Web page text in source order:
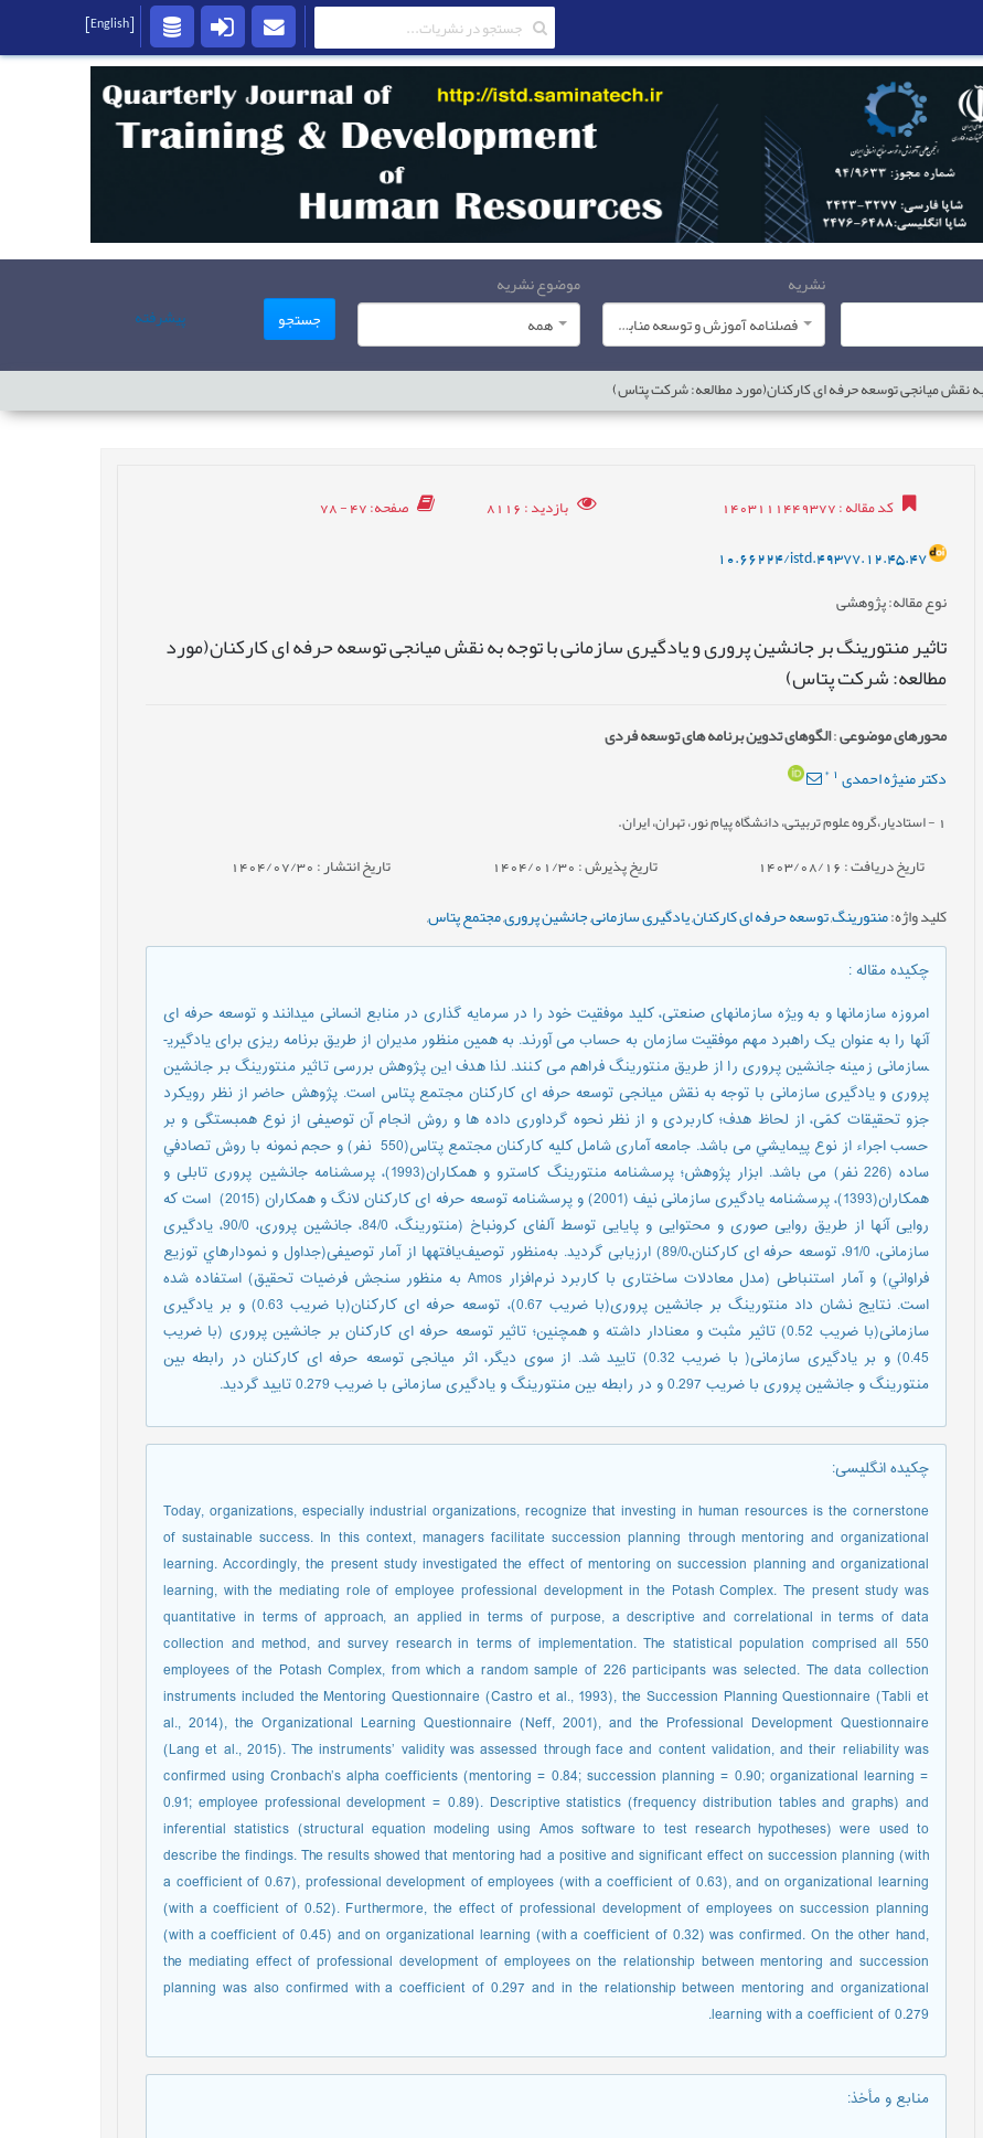
نشریه
فصلنامه آموزش و توسعه منابع انسانی
موضوع نشریه
همه
جستجو پیشرفته
به نقش میانجی توسعه حرفه ای کارکنان(مورد مطالعه: شرکت پتاس)
کد مقاله: 1403111449377 بازدید: 8116 صفحه: 47 - 78
10.66224/istd.49377.12.45.47
نوع مقاله: پژوهشی
تاثیر منتورینگ بر جانشین پروری و یادگیری سازمانی با توجه به نقش میانجی توسعه حرفه ای کارکنان(مورد
مطالعه: شرکت پتاس)
محورهای موضوعی:الگوهای تدوین برنامه های توسعه فردی
دكتر منیژه احمدی 1
*
1 - استادیار،گروه علوم تربیتی، دانشگاه پیام نور، تهران، ایران.
تاریخ دریافت : 1403/08/16 تاریخ پذیرش : 1404/01/30 تاریخ انتشار : 1404/07/30
کلید واژه:منتورینگ,توسعه حرفه ای کارکنان,یادگیری سازمانی,جانشین پروری,مجتمع پتاس,
چکیده مقاله:
امروزه سازمانها و به ویژه سازمانهای صنعتی، کلید موفقیت خود را در سرمایه گذاری در منابع انسانی میدانند و توسعه حرفه ای
آنها را به عنوان یک راهبرد مهم موفقیت سازمان به حساب می آورند. به همین منظور مدیران از طریق برنامه ریزی برای یادگیری­
سازمانی زمینه جانشین پروری را از طریق منتورینگ فراهم می کنند. لذا هدف این پژوهش بررسی تاثیر منتورینگ بر جانشین
پروری و یادگیری سازمانی با توجه به نقش میانجی توسعه حرفه ای کارکنان مجتمع پتاس است. پژوهش حاضر از نظر رویکرد
جزو تحقیقات کمّی، از لحاظ هدف؛ کاربردی و از نظر نحوه گرداوری داده ها و روش انجام آن توصیفی از نوع همبستگی و بر
حسب اجراء از نوع پيمایشي می باشد. جامعه آماری شامل کلیه کارکنان مجتمع پتاس(550 نفر) و حجم نمونه با روش تصادفي
ساده (226 نفر) می باشد. ابزار پژوهش؛ پرسشنامه منتورینگ کاسترو و همکاران(1993)، پرسشنامه جانشین پروری تابلی و
همکاران(1393)، پرسشنامه یادگیری سازمانی نیف (2001) و پرسشنامه توسعه حرفه ای کارکنان لانگ و همکاران (2015) است كه
روایی آنها از طریق روایی صوری و محتوایی و پایایی توسط آلفای کرونباخ (منتورینگ، 84/0، جانشین پروری، 90/0، یادگیری
سازمانی، 91/0، توسعه حرفه ای کارکنان،89/0) ارزیابی گردید. به‌منظور توصيف‌يافته‏ها از آمار توصیفی(جداول و نمودارهاي توزیع
فراواني) و آمار استنباطی (مدل معادلات ساختاری با کاربرد نرم‌افزار Amos به منظور سنجش فرضیات تحقیق) استفاده شده
است. نتایج نشان داد منتورینگ بر جانشین پروری(با ضریب 0.67)، توسعه حرفه ای کارکنان(با ضریب 0.63) و بر یادگیری
سازمانی(با ضریب 0.52) تاثیر مثبت و معنادار داشته و همچنین؛ تاثیر توسعه حرفه ای کارکنان بر جانشین پروری (با ضریب
0.45) و بر یادگیری سازمانی( با ضریب 0.32) تایید شد. از سوی دیگر، اثر میانجی توسعه حرفه ای کارکنان در رابطه بین
منتورینگ و جانشین پروری با ضریب 0.297 و در رابطه بین منتورینگ و یادگیری سازمانی با ضریب 0.279 تایید گردید.
چکیده انگلیسی:
Today, organizations, especially industrial organizations, recognize that investing in human resources is the cornerstone
of sustainable success. In this context, managers facilitate succession planning through mentoring and organizational
learning. Accordingly, the present study investigated the effect of mentoring on succession planning and organizational
learning, with the mediating role of employee professional development in the Potash Complex. The present study was
quantitative in terms of approach, an applied in terms of purpose, a descriptive and correlational in terms of data
collection and method, and survey research in terms of implementation. The statistical population comprised all 550
employees of the Potash Complex, from which a random sample of 226 participants was selected. The data collection
instruments included the Mentoring Questionnaire (Castro et al., 1993), the Succession Planning Questionnaire (Tabli et
al., 2014), the Organizational Learning Questionnaire (Neff, 2001), and the Professional Development Questionnaire
(Lang et al., 2015). The instruments’ validity was assessed through face and content validation, and their reliability was
confirmed using Cronbach’s alpha coefficients (mentoring = 0.84; succession planning = 0.90; organizational learning =
0.91; employee professional development = 0.89). Descriptive statistics (frequency distribution tables and graphs) and
inferential statistics (structural equation modeling using Amos software to test research hypotheses) were used to
describe the findings. The results showed that mentoring had a positive and significant effect on succession planning (with
a coefficient of 0.67), professional development of employees (with a coefficient of 0.63), and on organizational learning
(with a coefficient of 0.52). Furthermore, the effect of professional development of employees on succession planning
(with a coefficient of 0.45) and on organizational learning (with a coefficient of 0.32) was confirmed. On the other hand,
the mediating effect of professional development of employees on the relationship between mentoring and succession
planning was also confirmed with a coefficient of 0.297 and in the relationship between mentoring and organizational
learning with a coefficient of 0.279.
منابع و مأخذ:
[English]